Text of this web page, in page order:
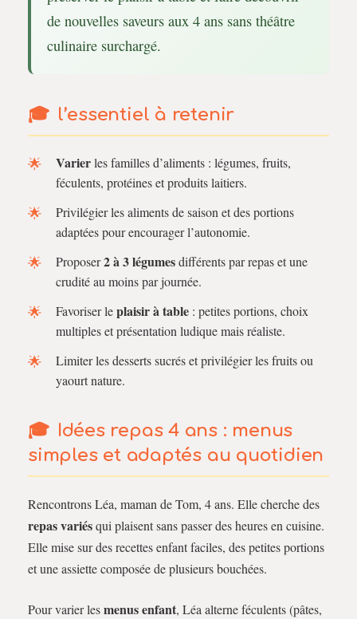
de nouvelles saveurs aux 4 ans sans théâtre
culinaire surchargé.
l’essentiel à retenir
Varierles familles d’aliments : légumes, fruits,
féculents, protéines et produits laitiers.
Privilégier les aliments de saison et des portions
adaptées pour encourager l’autonomie.
Proposer2 à 3 légumesdifférents par repas et une
crudité au moins par journée.
Favoriser leplaisir à table : petites portions, choix
multiples et présentation ludique mais réaliste.
Limiter les desserts sucrés et privilégier les fruits ou
yaourt nature.
Idées repas 4 ans : menus
simples et adaptés au quotidien
Rencontrons Léa, maman de Tom, 4 ans. Elle cherche des
repas variésqui plaisent sans passer des heures en cuisine.
Elle mise sur des recettes enfant faciles, des petites portions
et une assiette composée de plusieurs bouchées.
Pour varier lesmenus enfant, Léa alterne féculents (pâtes,